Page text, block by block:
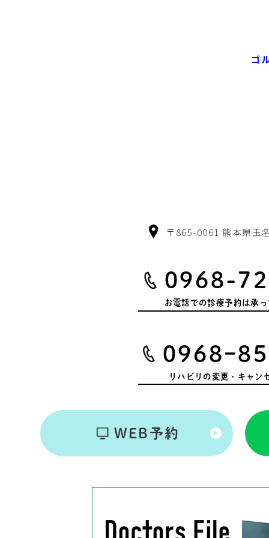
ゴ
〒865-0061 熊本県玉
0968-
お電話での診療予約は承
0968ｰ
リハビリの変更・キャン
WEB予約